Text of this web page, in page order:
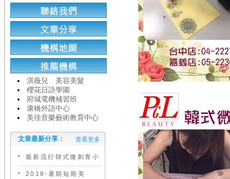
淇薇兒 美容美髮
櫻花日語學園
府城電機補習班
康橋外語中心
美佳音樂藝術教育中心
文章最新分享： 查看更多
最新流行韓式微刺青小
2018-暑期短期美